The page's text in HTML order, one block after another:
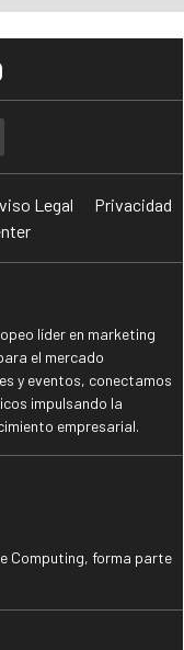
Legal
Privacidad
líder en marketing
el mercado
y eventos, conectamos
impulsando la
empresarial.
Computing, forma parte